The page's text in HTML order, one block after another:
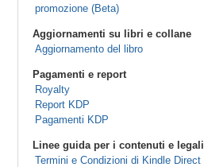
promozione (Beta)
Aggiornamenti su libri e collane
Aggiornamento del libro
Pagamenti e report
Royalty
Report KDP
Pagamenti KDP
Linee guida per i contenuti e legali
Termini e Condizioni di Kindle Direct